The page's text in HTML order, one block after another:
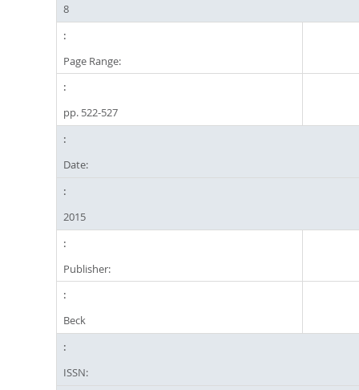
8
Page Range:
pp. 522-527
Date:
2015
Publisher:
Beck
ISSN: